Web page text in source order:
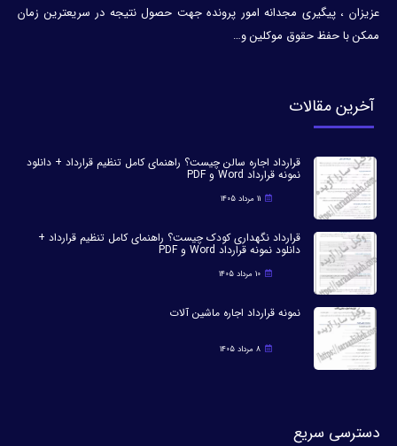
عزیزان ، پیگیری مجدانه امور پرونده جهت حصول نتیجه در سریعترین زمان
ممکن با حفظ حقوق موکلین و…
آخرین مقالات
قرارداد اجاره سالن چیست؟ راهنمای کامل تنظیم قرارداد + دانلود
نمونه قرارداد Word و PDF
قرارداد نگهداری کودک چیست؟ راهنمای کامل تنظیم قرارداد +
دانلود نمونه قرارداد Word و PDF
10 مرداد 1405
نمونه قرارداد اجاره ماشین آلات
دسترسی سریع